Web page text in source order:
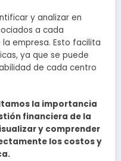
y analizar en
a cada
empresa. Esto facilita
ya que se puede
de cada centro
la importancia
financiera de la
y comprender
los costos y